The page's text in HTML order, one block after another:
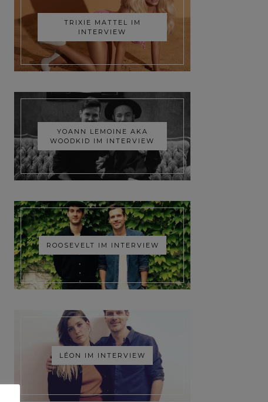
TRIXIE MATTEL IM
INTERVIEW
YOANN LEMOINE AKA
WOODKID IM INTERVIEW
ROOSEVELT IM INTERVIEW
LÉON IM INTERVIEW